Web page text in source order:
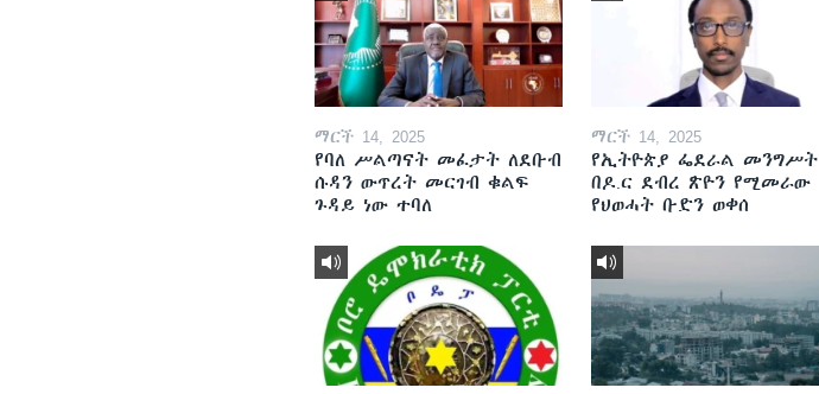
ማርች 14, 2025
የባለ ሥልጣናት መፈታት ለደቡብ
ሱዳን ውጥረት መርገብ ቁልፍ
ጉዳይ ነው ተባለ
ማርች 14, 2025
የኢትዮጵያ ፌደራል መንግሥት
በዶ.ር ደብረ ጽዮን የሚመራው
የህወሓት ቡድን ወቀሰ